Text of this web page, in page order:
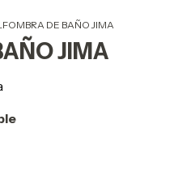
DE BAÑO JIMA
JIMA